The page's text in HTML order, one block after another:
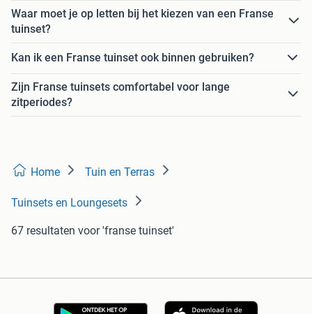
Waar moet je op letten bij het kiezen van een Franse
tuinset?
Kan ik een Franse tuinset ook binnen gebruiken?
Zijn Franse tuinsets comfortabel voor lange
zitperiodes?
Home Tuin en Terras
Tuinsets en Loungesets
67 resultaten voor 'franse tuinset'